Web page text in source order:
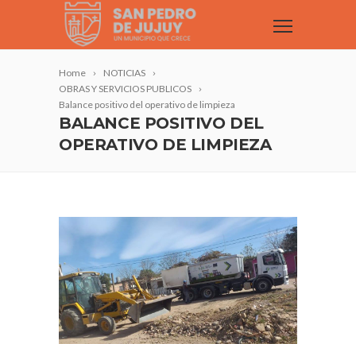
Home
NOTICIAS
OBRAS Y SERVICIOS PUBLICOS
Balance positivo del operativo de limpieza
BALANCE POSITIVO DEL
OPERATIVO DE LIMPIEZA